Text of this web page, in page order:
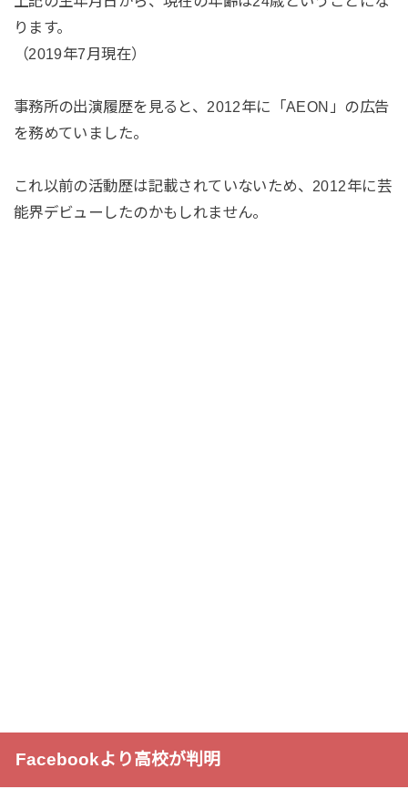
ります。
（2019年7月現在）
事務所の出演履歴を見ると、2012年に「AEON」の広告
を務めていました。
これ以前の活動歴は記載されていないため、2012年に芸
能界デビューしたのかもしれません。
Facebookより高校が判明